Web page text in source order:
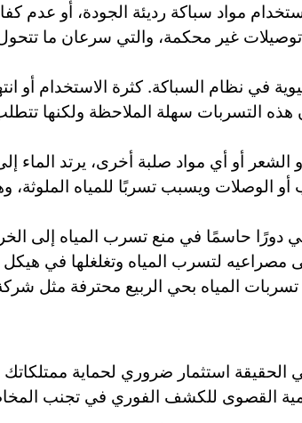
مواد سباكة رديئة الجودة، أو عدم
غير محكمة، والتي سرعان ما
في نظام السباكة. كثرة الاستخدام أو
التسربات سهلة الملاحظة ولكنها
أو أي مواد صلبة أخرى، يرتد الماء إلى
الوصلات ويسبب تسربًا للمياه
دورًا حاسمًا في منع تسرب المياه إلى
مصراعيه لتسرب المياه وتغلغلها في هيكل
المياه بحي الربيع محترفة مثل
الحقيقة استثمار ضروري لحماية
القصوى للكشف الفوري في تجنب